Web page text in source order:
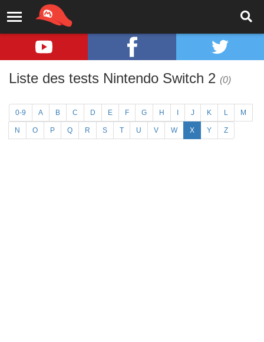
Liste des tests Nintendo Switch 2 (0)
0-9 A B C D E F G H J K L M
N O P Q R S T U V W X Y Z